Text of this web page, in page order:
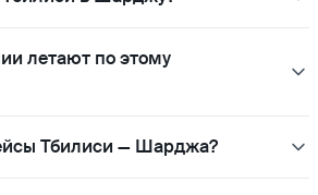
летают по этому
Тбилиси — Шарджа?